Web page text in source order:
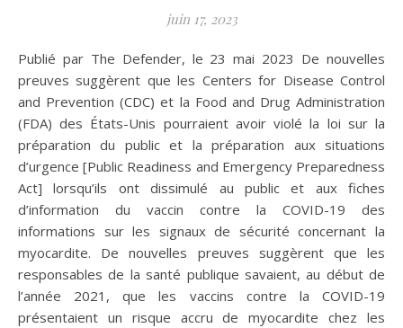
juin 17, 2023
Publié par The Defender, le 23 mai 2023 De nouvelles
preuves suggèrent que les Centers for Disease Control
and Prevention (CDC) et la Food and Drug Administration
(FDA) des États-Unis pourraient avoir violé la loi sur la
préparation du public et la préparation aux situations
d’urgence [Public Readiness and Emergency Preparedness
Act] lorsqu’ils ont dissimulé au public et aux fiches
d’information du vaccin contre la COVID-19 des
informations sur les signaux de sécurité concernant la
myocardite. De nouvelles preuves suggèrent que les
responsables de la santé publique savaient, au début de
l’année 2021, que les vaccins contre la COVID-19
présentaient un risque accru de myocardite chez les